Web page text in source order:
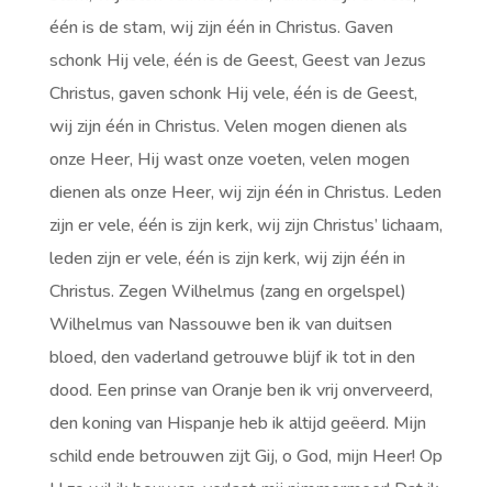
één is de stam, wij zijn één in Christus. Gaven
schonk Hij vele, één is de Geest, Geest van Jezus
Christus, gaven schonk Hij vele, één is de Geest,
wij zijn één in Christus. Velen mogen dienen als
onze Heer, Hij wast onze voeten, velen mogen
dienen als onze Heer, wij zijn één in Christus. Leden
zijn er vele, één is zijn kerk, wij zijn Christus’ lichaam,
leden zijn er vele, één is zijn kerk, wij zijn één in
Christus. Zegen Wilhelmus (zang en orgelspel)
Wilhelmus van Nassouwe ben ik van duitsen
bloed, den vaderland getrouwe blijf ik tot in den
dood. Een prinse van Oranje ben ik vrij onverveerd,
den koning van Hispanje heb ik altijd geëerd. Mijn
schild ende betrouwen zijt Gij, o God, mijn Heer! Op